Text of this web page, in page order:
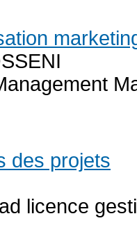
des projets
licence